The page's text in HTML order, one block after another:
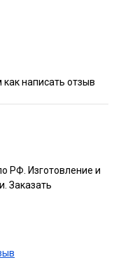
как написать отзыв
РФ. Изготовление и
Заказать